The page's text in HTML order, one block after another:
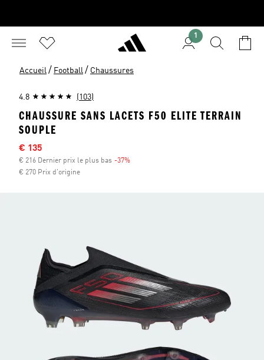
1
Accueil / Football / Chaussures
4.8 (103)
CHAUSSURE SANS LACETS F50 ELITE TERRAIN
SOUPLE
Sale price
€ 135
€ 216 Dernier prix le plus bas -37%
€ 270 Prix d'origine